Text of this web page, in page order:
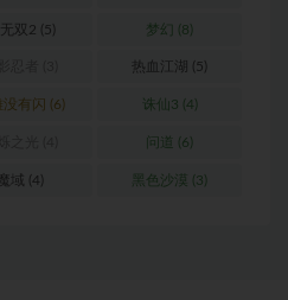
双2 (5) 梦幻 (8)
热血江湖 (5)
没有闪 (6) 诛仙3 (4)
问道 (6)
魔域 (4) 黑色沙漠 (3)